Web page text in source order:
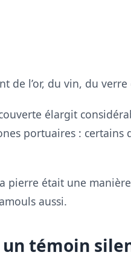
de l’or, du vin, du
élargit
portuaires : certains
pierre était une
aussi.
témoin